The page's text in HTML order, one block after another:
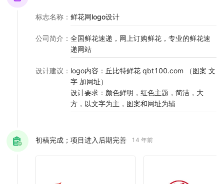
标志名称 ： 鲜花网logo设计
公司简介 ： 全国鲜花速递，网上订购鲜花，专业的鲜花速
递网站
设计建议 ： logo内容：丘比特鲜花 qbt100.com （图案 文
字 加网址）
设计要求：颜色鲜明，红色主题，简洁，大
方，以文字为主，图案和网址为辅
初稿完成；项目进入后期完善 14 年前